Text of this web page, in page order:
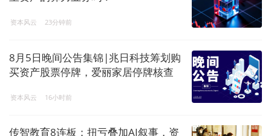
资本风云 23分钟前
8月5日晚间公告集锦|兆日科技筹划购
买资产股票停牌，爱丽家居停牌核查
股份达69.73亿元
资本风云 16小时前
传智教育8连板：扭亏叠加AI叙事，资